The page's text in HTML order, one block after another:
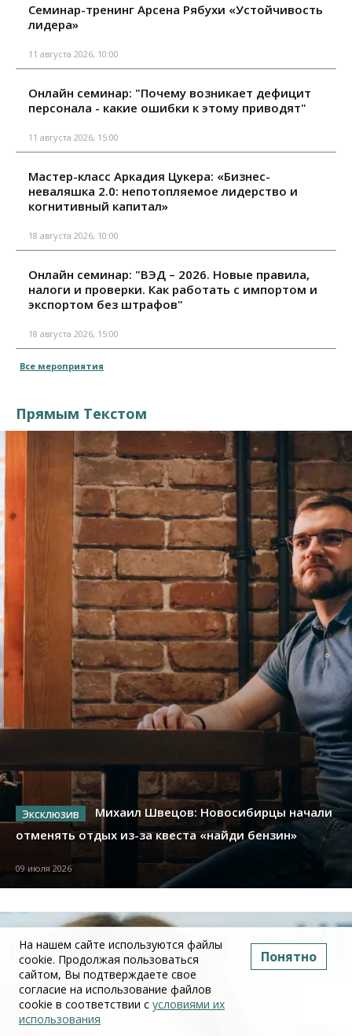
Семинар-тренинг Арсена Рябухи «Устойчивость
лидера»
11 августа 2026, 10:00
Онлайн семинар: "Почему возникает дефицит
персонала - какие ошибки к этому приводят"
11 августа 2026, 15:00
Мастер-класс Аркадия Цукера: «Бизнес-
неваляшка 2.0: непотопляемое лидерство и
когнитивный капитал»
18 августа 2026, 10:00
Онлайн семинар: "ВЭД – 2026. Новые правила,
налоги и проверки. Как работать с импортом и
экспортом без штрафов"
18 августа 2026, 15:00
Все мероприятия
Прямым Текстом
Михаил Швецов: Новосибирцы начали
отменять отдых из-за квеста «найди бензин»
09 июля 2026
На нашем сайте используются файлы
cookie. Продолжая пользоваться
сайтом, Вы подтверждаете свое
согласие на использование файлов
cookie в соответствии с условиями их
использования
Понятно